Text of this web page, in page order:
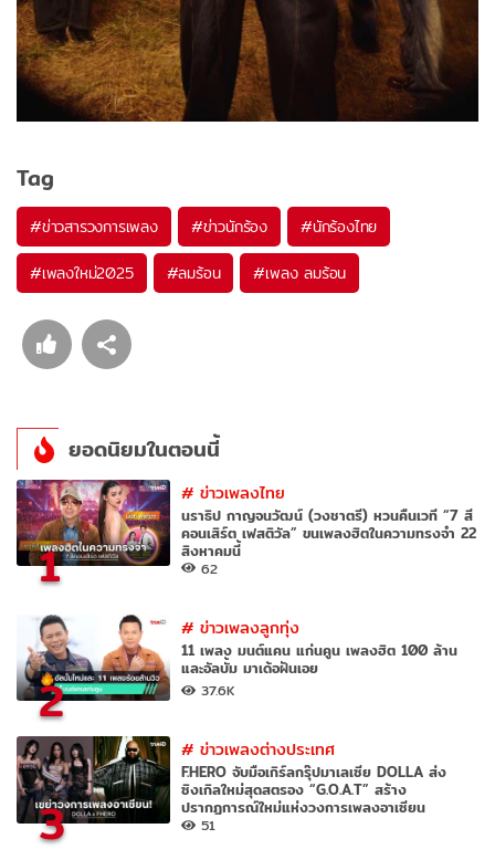
Tag
#ข่าวสารวงการเพลง #ข่าวนักร้อง #นักร้องไทย
#เพลงใหม่2025 #ลมร้อน #เพลง ลมร้อน
ยอดนิยมในตอนนี้
1
#ข่าวเพลงไทย
นราธิป กาญจนวัฒน์ (วงชาตรี) หวนคืนเวที “7 สี
คอนเสิร์ต เฟสติวัล” ขนเพลงฮิตในความทรงจำ 22
สิงหาคมนี้
62
2
#ข่าวเพลงลูกทุ่ง
11 เพลง มนต์แคน แก่นคูน เพลงฮิต 100 ล้าน
และอัลบั้ม มาเด้อฝันเอย
37.6K
3
#ข่าวเพลงต่างประเทศ
F.HERO จับมือเกิร์ลกรุ๊ปมาเลเซีย DOLLA ส่ง
ซิงเกิลใหม่สุดสตรอง “G.O.A.T” สร้าง
ปรากฏการณ์ใหม่แห่งวงการเพลงอาเซียน
51